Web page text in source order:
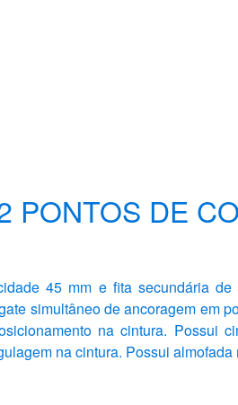
PONTOS DE
45 mm e fita secundária
simultâneo de ancoragem em
na cintura. Possui
na cintura. Possui almofada